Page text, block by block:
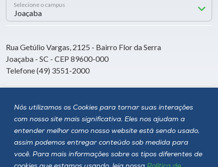
Nós utilizamos os Cookies para tornar suas interações
com nosso site mais significativa. Eles nos ajudam a
entender melhor como nosso website está sendo usado,
assim podemos entregar conteúdo sob medida para
você. Para mais informações sobre os tipos diferentes de
Selecione o campus
Rua Getúlio Vargas, 2125 - Bairro Flor da Serra
Joaçaba - SC - CEP 89600-000
Telefone (49) 3551-2000
Siga a Unoesc